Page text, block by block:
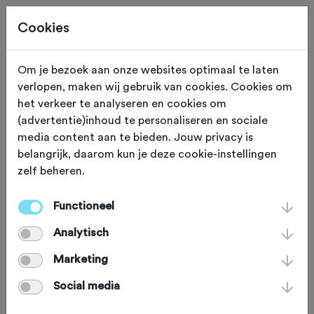
Oost Achterhoek Tocht
Gravel Wild & Vri-j
2025
Deze tocht heeft reeds plaatsgevonden op zaterdag 20
september 2025.
Cookies
Om je bezoek aan onze websites optimaal te laten
verlopen, maken wij gebruik van cookies. Cookies om
het verkeer te analyseren en cookies om
(advertentie)inhoud te personaliseren en sociale
media content aan te bieden. Jouw privacy is
belangrijk, daarom kun je deze cookie-instellingen
zelf beheren.
Functioneel
Analytisch
Marketing
Social media